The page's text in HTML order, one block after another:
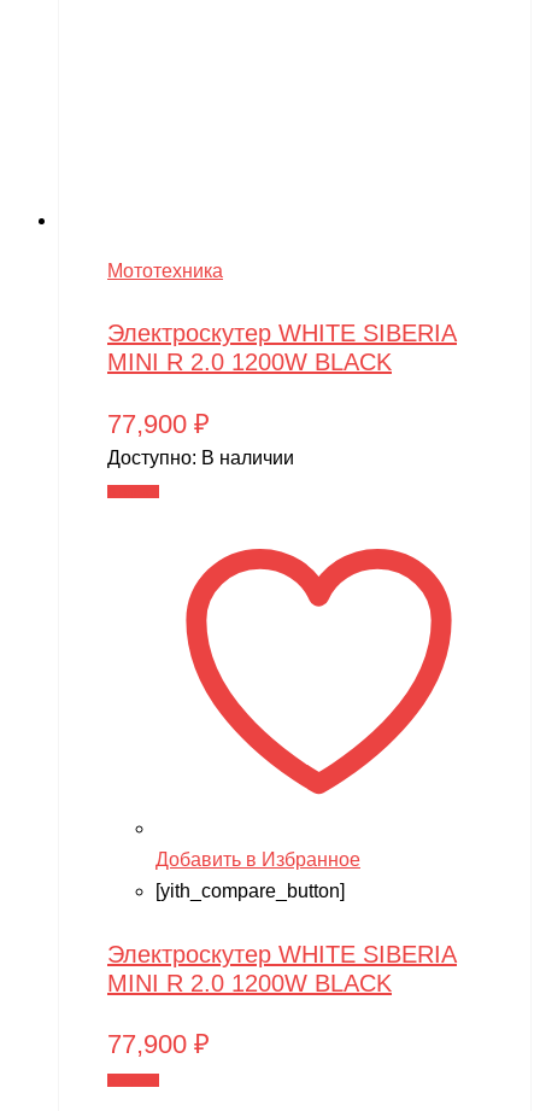
Мототехника
Электроскутер WHITE SIBERIA
MINI R 2.0 1200W BLACK
77,900 ₽
Доступно: В наличии
Добавить в Избранное
[yith_compare_button]
Электроскутер WHITE SIBERIA
MINI R 2.0 1200W BLACK
77,900 ₽